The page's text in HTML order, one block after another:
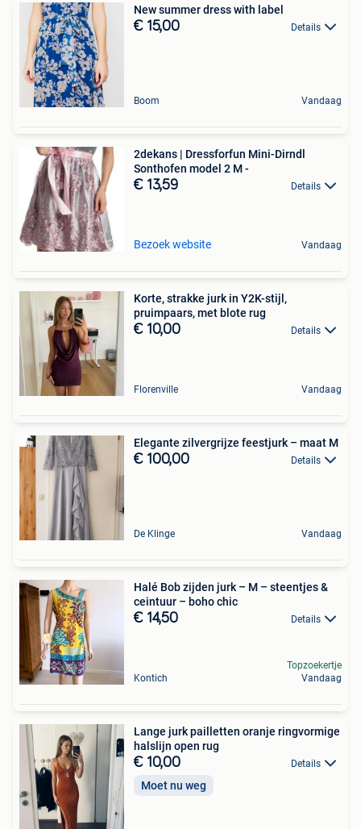
New summer dress with label
€ 15,00 Details
Boom Vandaag
2dekans | Dressforfun Mini-Dirndl
Sonthofen model 2 M -
€ 13,59 Details
Bezoek website Vandaag
Korte, strakke jurk in Y2K-stijl,
pruimpaars, met blote rug
€ 10,00 Details
Florenville Vandaag
Elegante zilvergrijze feestjurk – maat M
€ 100,00 Details
De Klinge Vandaag
Halé Bob zijden jurk – M – steentjes &
ceintuur – boho chic
€ 14,50 Details
Kontich
Topzoekertje
Vandaag
Lange jurk pailletten oranje ringvormige
halslijn open rug
€ 10,00 Details
Moet nu weg